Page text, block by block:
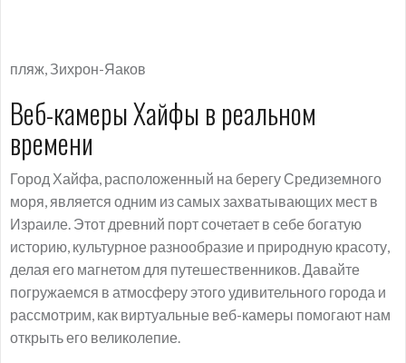
пляж, Зихрон-Яаков
Веб-камеры Хайфы в реальном
времени
Город Хайфа, расположенный на берегу Средиземного
моря, является одним из самых захватывающих мест в
Израиле. Этот древний порт сочетает в себе богатую
историю, культурное разнообразие и природную красоту,
делая его магнетом для путешественников. Давайте
погружаемся в атмосферу этого удивительного города и
рассмотрим, как виртуальные веб-камеры помогают нам
открыть его великолепие.